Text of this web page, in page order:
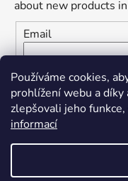
Používáme cookies,
prohlížení webu a
zlepšovali jeho
informací
about new products
Email
Vložením e-mailu
osobních údajů
SUBSCRIBE